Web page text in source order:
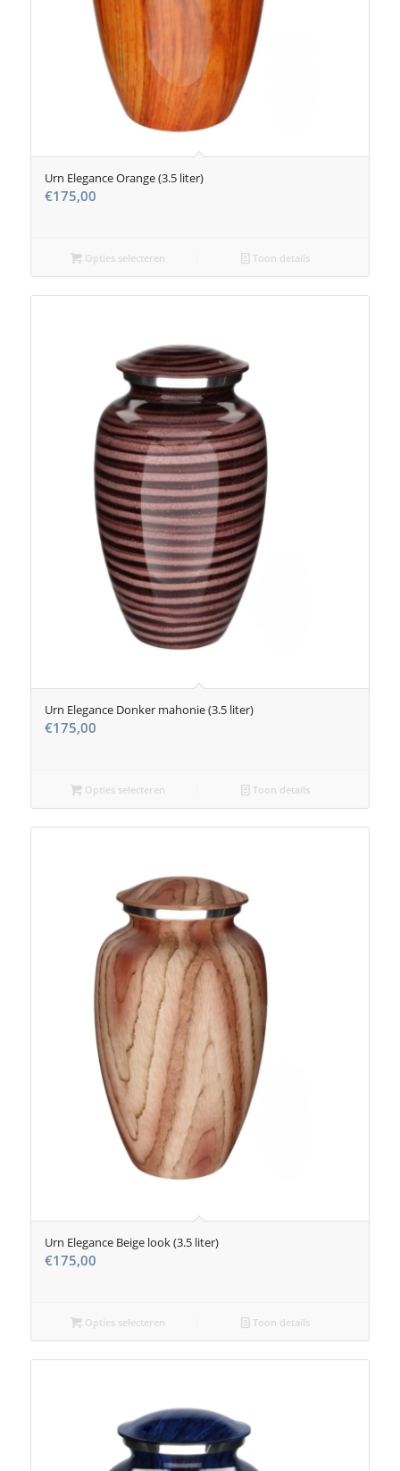
Urn Elegance Orange (3.5 liter)
€175,00
Opties selecteren Toon details
Urn Elegance Donker mahonie (3.5 liter)
€175,00
Opties selecteren Toon details
Urn Elegance Beige look (3.5 liter)
€175,00
Opties selecteren Toon details